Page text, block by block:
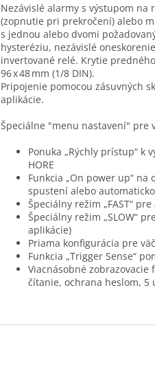
Nezávislé alarmy s výstupom na
(zopnutie pri prekročení) alebo
s jednou alebo dvomi
hysteréziu, nezávislé
invertované relé. Krytie
96 x 48 mm (1/8 DIN).
Pripojenie pomocou zásuvných
aplikácie.
Špeciálne "menu nastavení" pre
Ponuka „Rýchly prístup“
HORE
Funkcia „On power up“
spustení alebo
Špeciálny režim „FAST“
Špeciálny režim „SLOW“
aplikácie)
Priama konfigurácia pre
Funkcia „Trigger Sense“
Viacnásobné
čítanie, ochrana heslom, 5